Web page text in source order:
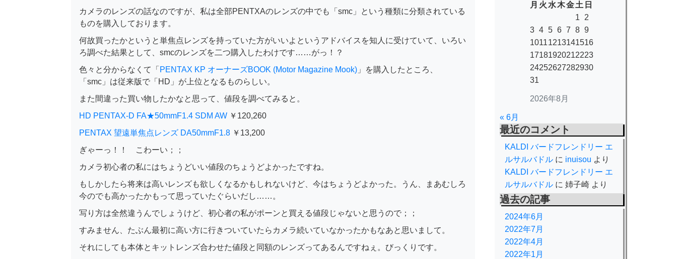
カメラのレンズの話なのですが、私は全部PENTXAのレンズの中でも「smc」という種類に分類されている
ものを購入しております。
何故買ったかというと単焦点レンズを持っていた方がいいよというアドバイスを知人に受けていて、いろい
ろ調べた結果として、smcのレンズを二つ購入したわけです……がっ！？
色々と分からなくて「 PENTAX KP オーナーズBOOK (Motor Magazine Mook) 」を購入したところ、
「smc」は従来版で「HD」が上位となるものらしい。
また間違った買い物したかなと思って、値段を調べてみると。
HD PENTAX-D FA★50mmF1.4 SDM AW ￥120,260
PENTAX 望遠単焦点レンズ DA50mmF1.8 ￥13,200
ぎゃーっ！！ こわーい；；
カメラ初心者の私にはちょうどいい値段のちょうどよかったですね。
もしかしたら将来は高いレンズも欲しくなるかもしれないけど、今はちょうどよかった。うん、まあむしろ
今のでも高かったかもって思っていたぐらいだし……。
写り方は全然違うんでしょうけど、初心者の私がポーンと買える値段じゃないと思うので；；
すみません、たぶん最初に高い方に行きついていたらカメラ続いていなかったかもなあと思いまして。
それにしても本体とキットレンズ合わせた値段と同額のレンズってあるんですねぇ。びっくりです。
2026年8月
月 火 水木金 土 日
1
2
3 4 5 6 7 8 9
10111213141516
17181920212223
24252627282930
31
« 6月
最近のコメント
KALDI バードフレンドリー エ
ルサルバドル に inuisou より
KALDI バードフレンドリー エ
ルサルバドル に 姉子崎 より
過去の記事
2024年6月
2022年7月
2022年4月
2022年1月